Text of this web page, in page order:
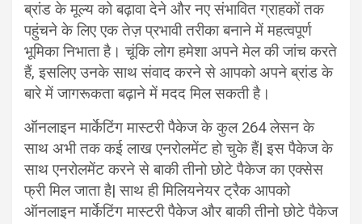
ब्रांड के मूल्य को बढ़ावा देने और नए संभावित ग्राहकों तक
पहुंचने के लिए एक तेज़ प्रभावी तरीका बनाने में महत्वपूर्ण
भूमिका निभाता है। चूंकि लोग हमेशा अपने मेल की जांच करते
हैं, इसलिए उनके साथ संवाद करने से आपको अपने ब्रांड के
बारे में जागरूकता बढ़ाने में मदद मिल सकती है।
ऑनलाइन मार्केटिंग मास्टरी पैकेज के कुल 264 लेसन के
साथ अभी तक कई लाख एनरोलमेंट हो चुके हैं| इस पैकेज के
साथ एनरोलमेंट करने से बाकी तीनो छोटे पैकेज का एक्सेस
फ्री मिल जाता है| साथ ही मिलियनेयर ट्रैक आपको
ऑनलाइन मार्केटिंग मास्टरी पैकेज और बाकी तीनो छोटे पैकेज